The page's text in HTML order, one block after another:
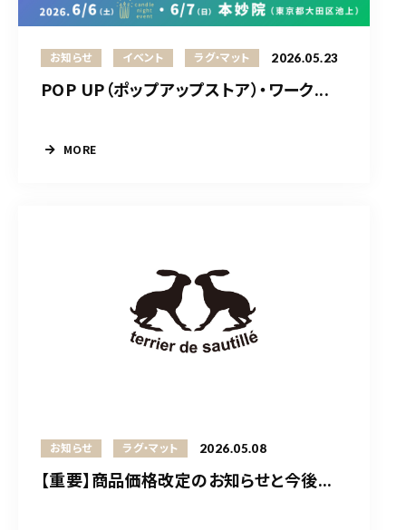
お知らせ イベント ラグ・マット 2026.05.23
POP UP（ポップアップストア）・ワーク...
MORE
お知らせ ラグ・マット 2026.05.08
【重要】商品価格改定のお知らせと今後...